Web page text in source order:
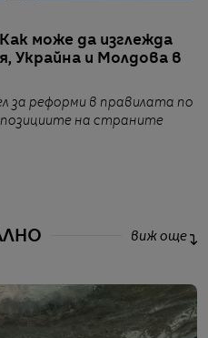
може да изглежда
Украйна и Молдова в
за реформи в правилата по
на страните
виж още